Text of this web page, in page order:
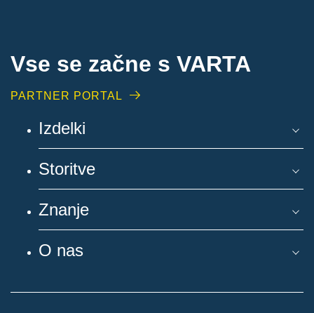
Vse se začne s VARTA
PARTNER PORTAL
Izdelki
Storitve
Znanje
O nas